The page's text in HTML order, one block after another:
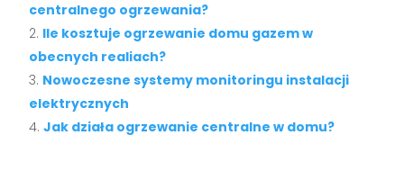
centralnego ogrzewania?
Ile kosztuje ogrzewanie domu gazem w
obecnych realiach?
Nowoczesne systemy monitoringu instalacji
elektrycznych
Jak działa ogrzewanie centralne w domu?